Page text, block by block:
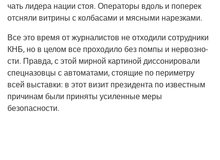
чать лиде­ра нации стоя. Опе­ра­то­ры вдоль и попе­рек
отсня­ли вит­ри­ны с кол­ба­са­ми и мяс­ны­ми нарезками.
Все это вре­мя от жур­на­ли­стов не отхо­ди­ли сотруд­ни­ки
КНБ, но в целом все про­хо­ди­ло без пом­пы и нер­воз­но­
сти. Прав­да, с этой мир­ной кар­ти­ной дис­со­ни­ро­ва­ли
спец­на­зов­цы с авто­ма­та­ми, сто­я­щие по пери­мет­ру
всей выстав­ки: в этот визит пре­зи­ден­та по извест­ным
при­чи­нам были при­ня­ты уси­лен­ные меры
безопасности.